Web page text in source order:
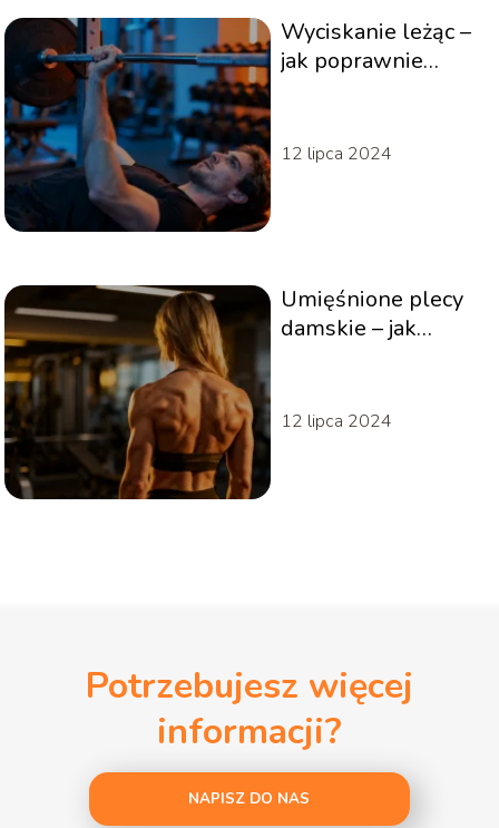
Wyciskanie leżąc –
jak poprawnie
12 lipca 2024
Umięśnione plecy
damskie – jak
sylwetkę?
12 lipca 2024
Potrzebujesz więcej
informacji?
NAPISZ DO NAS